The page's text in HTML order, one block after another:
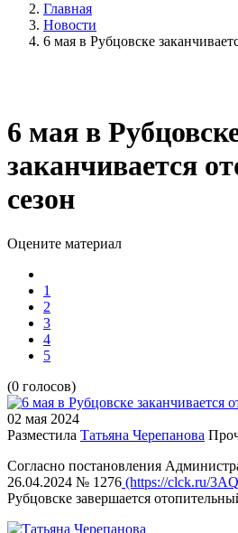
Главная
Новости
6 мая в Рубцовске
6 мая в
заканчивается
сезон
Оцените материал
1
2
3
4
5
(0 голосов)
02 мая 2024
Разместила Татьяна Черепанова
Согласно постановления
26.04.2024 № 1276 (https://clck.ru/
Рубцовске завершается